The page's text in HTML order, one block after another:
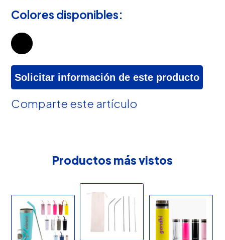
Colores disponibles:
Solicitar información de este producto
Comparte este artículo
Productos más vistos